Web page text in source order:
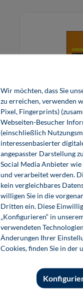
Wir möchten, dass Sie
zu erreichen, verwenden
Pixel, Fingerprints)
Webseiten-Besucher
(einschließlich
interessenbasierter
angepasster Darstellung
Social Media Anbieter
und verarbeitet werden.
kein vergleichbares
willigen Sie in die
Dritten ein. Diese
„Konfigurieren“ in
verwendeten
Änderungen Ihrer
Cookies, finden Sie in der